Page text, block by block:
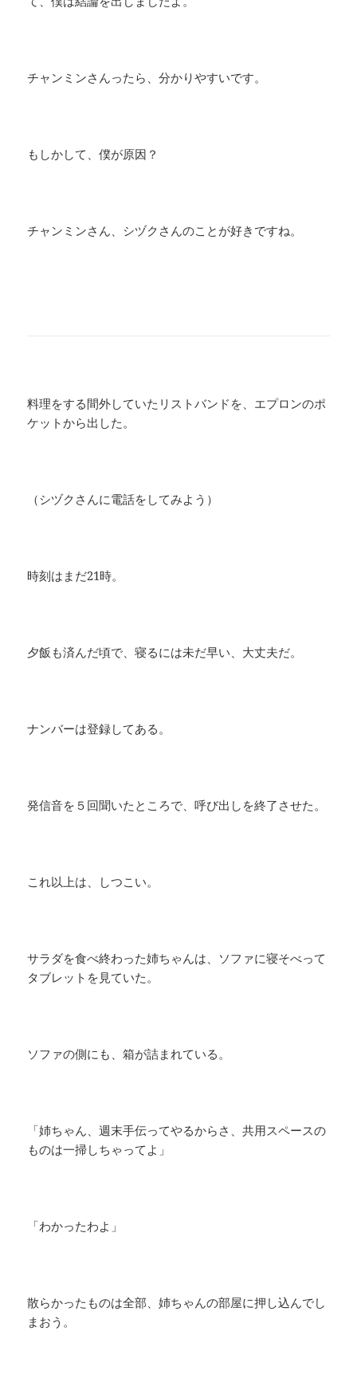
チャンミンさんったら、分かりやすいです。
もしかして、僕が原因？
チャンミンさん、シヅクさんのことが好きですね。
料理をする間外していたリストバンドを、エプロンのポ
ケットから出した。
（シヅクさんに電話をしてみよう）
時刻はまだ21時。
夕飯も済んだ頃で、寝るには未だ早い、大丈夫だ。
ナンバーは登録してある。
発信音を５回聞いたところで、呼び出しを終了させた。
これ以上は、しつこい。
サラダを食べ終わった姉ちゃんは、ソファに寝そべって
タブレットを見ていた。
ソファの側にも、箱が詰まれている。
「姉ちゃん、週末手伝ってやるからさ、共用スペースの
ものは一掃しちゃってよ」
「わかったわよ」
散らかったものは全部、姉ちゃんの部屋に押し込んでし
まおう。